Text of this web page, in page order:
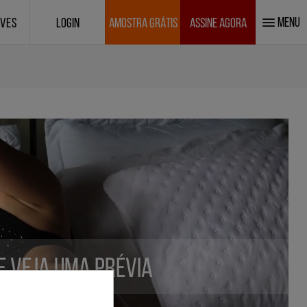
LOGIN AMOSTRA GRÁTIS ASSINE AGORA MENU
veja uma prévia